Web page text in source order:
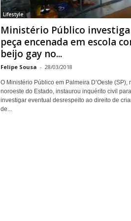
Lifestyle
Ministério Público investiga
peça encenada em escola
beijo gay no...
Felipe Sousa - 28/03/2018
O Ministério Público em Palmeira D’Oeste (SP),
noroeste do Estado, instaurou inquérito civil para
investigar eventual desrespeito ao direito de
de...